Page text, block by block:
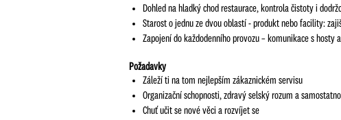
Dohled na hladký chod restaurace, kontrola čistoty i
Starost o jednu ze dvou oblastí - produkt nebo facility:
Zapojení do každodenního provozu – komunikace s
Požadavky
Záleží ti na tom nejlepším zákaznickém servisu
Organizační schopnosti, zdravý selský rozum a
Chuť učit se nové věci a rozvíjet se